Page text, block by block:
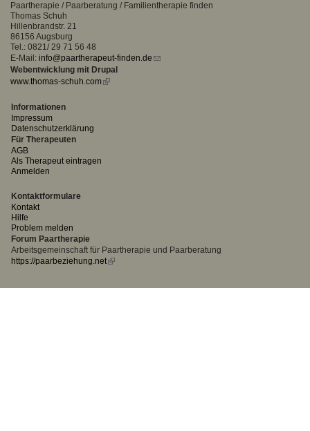
Paartherapie / Paarberatung / Familientherapie finden
Thomas Schuh
Hillenbrandstr. 21
86156 Augsburg
Tel.: 0821/ 29 71 56 48
E-Mail: info@paartherapeut-finden.de (link
Webentwicklung mit Drupal
www.thomas-schuh.com(link
Informationen
Impressum
Datenschutzerklärung
Für Therapeuten
AGB
Als Therapeut eintragen
Anmelden
Kontaktformulare
Kontakt
Hilfe
Problem melden
Forum Paartherapie
Arbeitsgemeinschaft für Paartherapie und Paarberatung
https://paarbeziehung.net(link